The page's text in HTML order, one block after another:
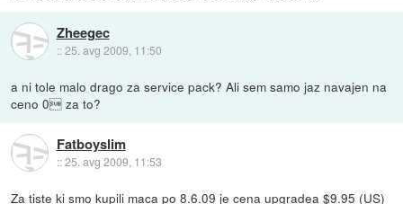
Zheegec
::25. avg 2009, 11:50
a ni tole malo drago za service pack? Ali sem samo jaz navajen na
ceno 0 za to?
Fatboyslim
::25. avg 2009, 11:53
Za tiste ki smo kupili maca po 8.6.09 je cena upgradea $9.95 (US)